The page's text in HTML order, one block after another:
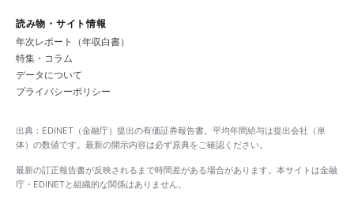
読み物・サイト情報
年次レポート（年収白書）
特集・コラム
データについて
プライバシーポリシー
出典：EDINET（金融庁）提出の有価証券報告書。平均年間給与は提出会社（単
体）の数値です。最新の開示内容は必ず原典をご確認ください。
最新の訂正報告書が反映されるまで時間差がある場合があります。本サイトは金融
庁・EDINETと組織的な関係はありません。